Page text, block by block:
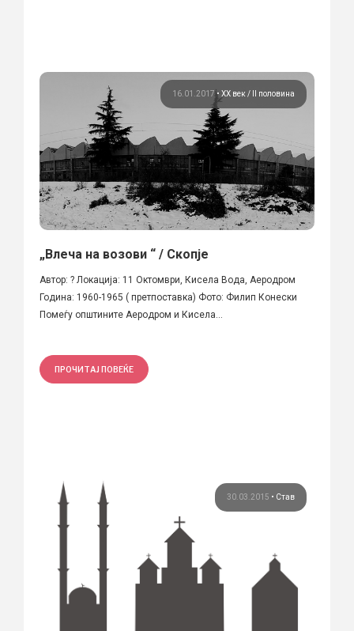
16.01.2017• ХХ век / II половина
„Влеча на возови “ / Скопје
Автор: ? Локација: 11 Октомври, Кисела Вода, Аеродром
Година: 1960-1965 ( претпоставка) Фото: Филип Конески
Помеѓу општините Аеродром и Кисела...
ПРОЧИТАЈ ПОВЕЌЕ
30.03.2015 • Став